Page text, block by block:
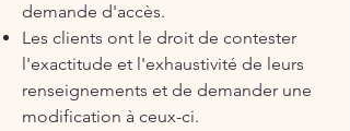
demande d'accès.
Les clients ont le droit de contester
l'exactitude et l'exhaustivité de leurs
renseignements et de demander une
modification à ceux-ci.